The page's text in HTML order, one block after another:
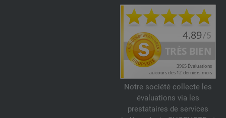
Notre société collecte les
évaluations via les
prestataires de services